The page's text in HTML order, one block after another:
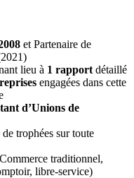
et Partenaire de
lieu à 1 rapport détaillé
engagées dans cette
d’Unions de
de trophées sur toute
traditionnel,
libre-service)